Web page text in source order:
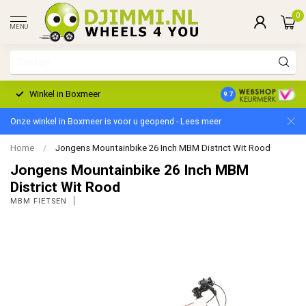
MENU
0
Winkel in Boxmeer 2 Jaar Garantie
9.7
Onze winkel in Boxmeer is voor u geopend - Lees meer
Home / Jongens Mountainbike 26 Inch MBM District Wit Rood
Jongens Mountainbike 26 Inch MBM
District Wit Rood
MBM FIETSEN